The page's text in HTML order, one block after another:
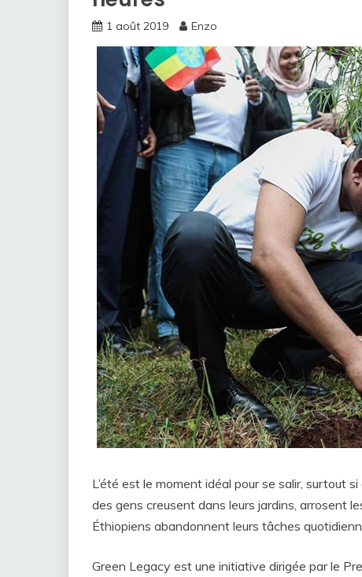
1 août 2019 Enzo
L’été est le moment idéal pour se salir, surtout
des gens creusent dans leurs jardins, arrosent
Éthiopiens abandonnent leurs tâches
Green Legacy est une initiative dirigée par le